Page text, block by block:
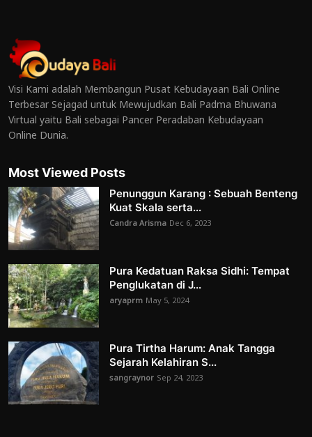
Visi Kami adalah Membangun Pusat Kebudayaan Bali Online
Terbesar Sejagad untuk Mewujudkan Bali Padma Bhuwana
Virtual yaitu Bali sebagai Pancer Peradaban Kebudayaan
Online Dunia.
Most Viewed Posts
Penunggun Karang : Sebuah Benteng
Kuat Skala serta...
Candra Arisma Dec 6, 2023
Pura Kedatuan Raksa Sidhi: Tempat
Penglukatan di J...
aryaprm May 5, 2024
Pura Tirtha Harum: Anak Tangga
Sejarah Kelahiran S...
sangraynor Sep 24, 2023